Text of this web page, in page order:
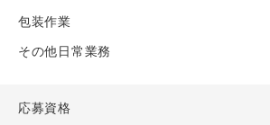
包装作業
その他日常業務
応募資格